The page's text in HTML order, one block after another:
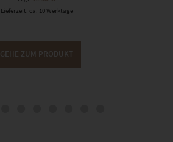
Lieferzeit: ca. 10 Werktage
GEHE ZUM PRODUKT